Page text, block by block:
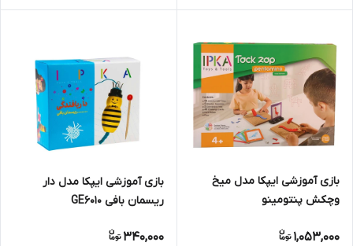
بازی آموزشی ایپکا مدل میخ
وچکش پنتومینو
1,053,000
بازی آموزشی ایپکا مدل دار
ریسمان بافی GE6010
340,000